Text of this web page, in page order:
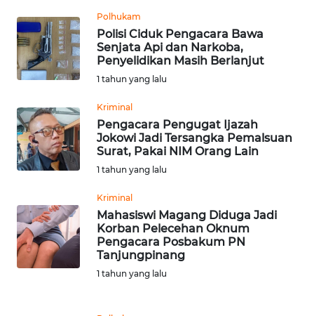
Polhukam
Polisi Ciduk Pengacara Bawa
Senjata Api dan Narkoba,
Penyelidikan Masih Berlanjut
1 tahun yang lalu
Kriminal
Pengacara Pengugat Ijazah
Jokowi Jadi Tersangka Pemalsuan
Surat, Pakai NIM Orang Lain
1 tahun yang lalu
Kriminal
Mahasiswi Magang Diduga Jadi
Korban Pelecehan Oknum
Pengacara Posbakum PN
Tanjungpinang
1 tahun yang lalu
WN
JATENG
NUSANTARA
WN
JOGJA
JATIM
WN
BALI